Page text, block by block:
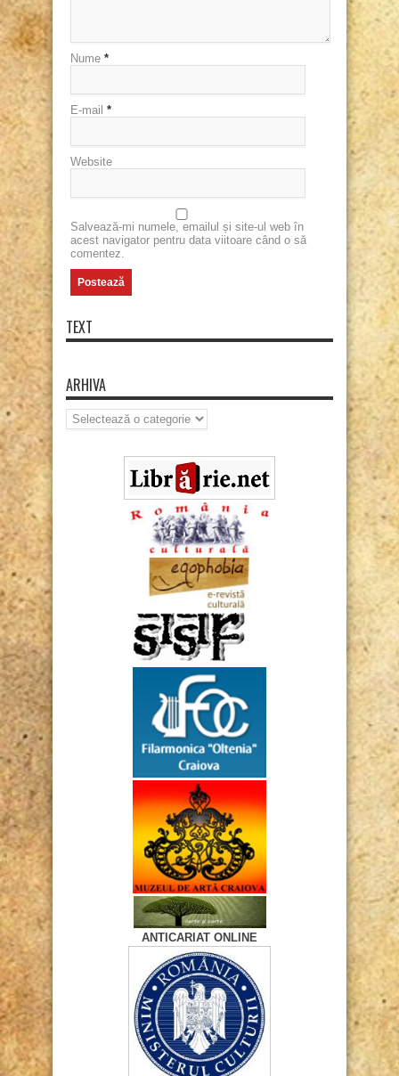
Nume *
E-mail *
Website
Salvează-mi numele, emailul și site-ul web în
acest navigator pentru data viitoare când o să
comentez.
TEXT
ARHIVA
Arhiva
ANTICARIAT ONLINE